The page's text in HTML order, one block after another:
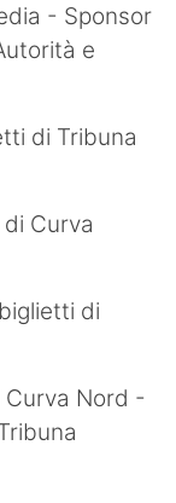
- Sponsor
e
di Tribuna
Curva
di
Curva Nord -